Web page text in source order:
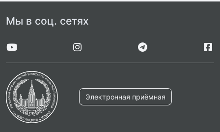
Мы в соц. сетях
Электронная приёмная